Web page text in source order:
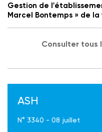
Gestion de
Marcel Bontemps » de
Consulter tous
ASH
N° 3340 - 08 juillet